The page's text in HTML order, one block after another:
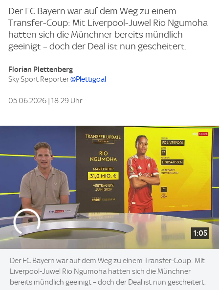
Der FC Bayern war auf dem Weg zu einem
Transfer-Coup: Mit Liverpool-Juwel Rio Ngumoha
hatten sich die Münchner bereits mündlich
geeinigt – doch der Deal ist nun gescheitert.
Florian Plettenberg
Sky Sport Reporter@Plettigoal
05.06.2026 | 18:29 Uhr
1:05
Der FC Bayern war auf dem Weg zu einem Transfer-Coup: Mit
Liverpool-Juwel Rio Ngumoha hatten sich die Münchner
bereits mündlich geeinigt – doch der Deal ist nun gescheitert.